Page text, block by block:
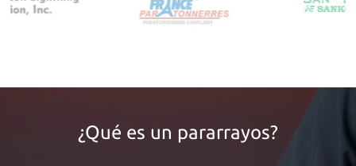
¿Qué es un pararrayos?